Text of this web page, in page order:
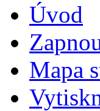
Úvod
Mapa